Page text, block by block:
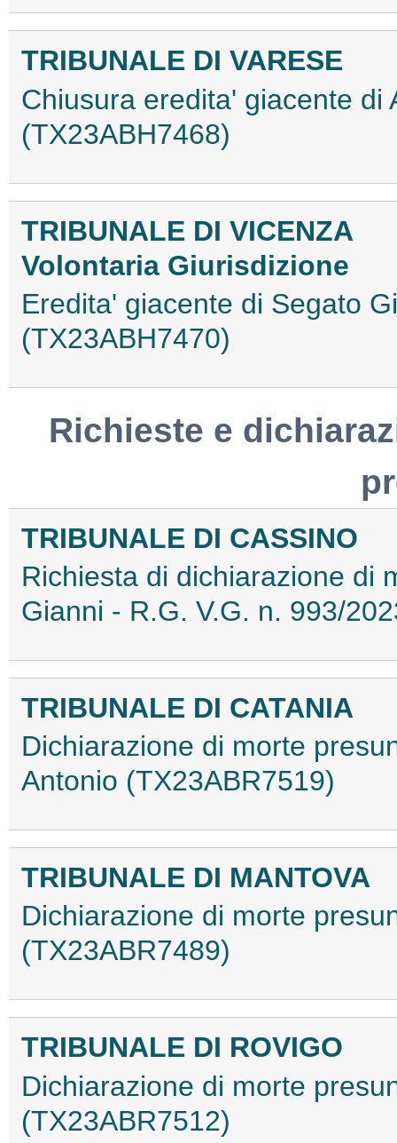
TRIBUNALE DI VARESE
Chiusura eredita' giacente di
(TX23ABH7468)
TRIBUNALE DI VICENZA
Volontaria Giurisdizione
Eredita' giacente di Segato
(TX23ABH7470)
Richieste e
TRIBUNALE DI CASSINO
Richiesta di dichiarazione di
Gianni - R.G. V.G. n. 993/
TRIBUNALE DI CATANIA
Dichiarazione di morte
Antonio (TX23ABR7519)
TRIBUNALE DI MANTOVA
Dichiarazione di morte
(TX23ABR7489)
TRIBUNALE DI ROVIGO
Dichiarazione di morte
(TX23ABR7512)